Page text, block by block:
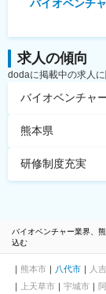
バイオベンチ
求人の傾向
dodaに掲載中の求人
バイオベンチャ
熊本県
研修制度充実
バイオベンチャー業界、
込む
熊本市 八代市 人
上天草市
宇城市